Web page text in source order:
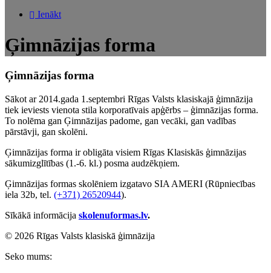
Ienākt
Ģimnāzijas forma
Ģimnāzijas forma
Sākot ar 2014.gada 1.septembri Rīgas Valsts klasiskajā ģimnāzija
tiek ieviests vienota stila korporatīvais apģērbs – ģimnāzijas forma.
To nolēma gan Ģimnāzijas padome, gan vecāki, gan vadības
pārstāvji, gan skolēni.
Ģimnāzijas forma ir obligāta visiem Rīgas Klasiskās ģimnāzijas
sākumizglītības (1.-6. kl.) posma audzēkņiem.
Ģimnāzijas formas skolēniem izgatavo SIA AMERI (Rūpniecības
iela 32b, tel. (+371) 26520944).
Sīkākā informācija skolenuformas.lv.
© 2026 Rīgas Valsts klasiskā ģimnāzija
Seko mums: